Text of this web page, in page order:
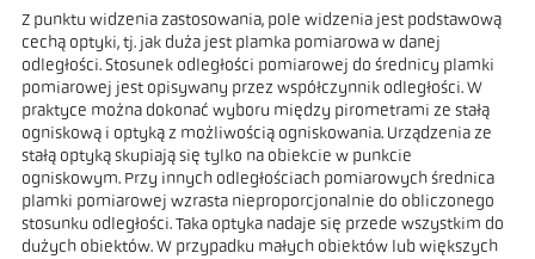
Z punktu widzenia zastosowania, pole widzenia jest podstawową
cechą optyki, tj. jak duża jest plamka pomiarowa w danej
odległości. Stosunek odległości pomiarowej do średnicy plamki
pomiarowej jest opisywany przez współczynnik odległości. W
praktyce można dokonać wyboru między pirometrami ze stałą
ogniskową i optyką z możliwością ogniskowania. Urządzenia ze
stałą optyką skupiają się tylko na obiekcie w punkcie
ogniskowym. Przy innych odległościach pomiarowych średnica
plamki pomiarowej wzrasta nieproporcjonalnie do obliczonego
stosunku odległości. Taka optyka nadaje się przede wszystkim do
dużych obiektów. W przypadku małych obiektów lub większych